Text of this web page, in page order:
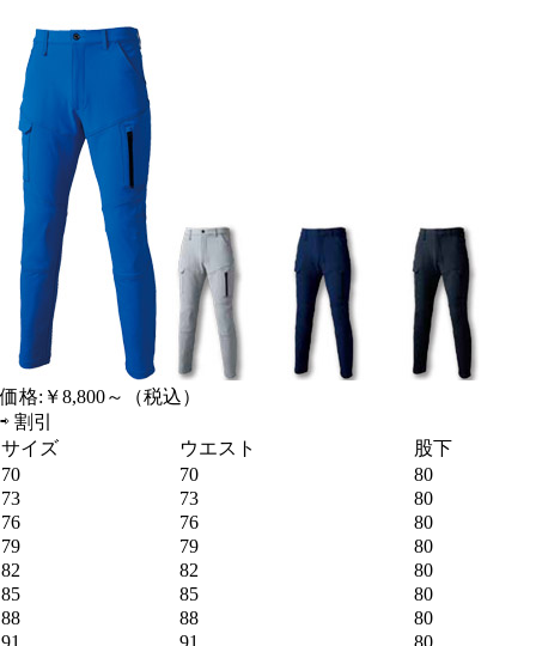
価格: ￥8,800～
（税込）
⇨ 割引
サイズ
ウエスト
股下
70
70
80
73
73
80
76
76
80
79
79
80
82
82
80
85
85
80
88
88
80
91
91
80